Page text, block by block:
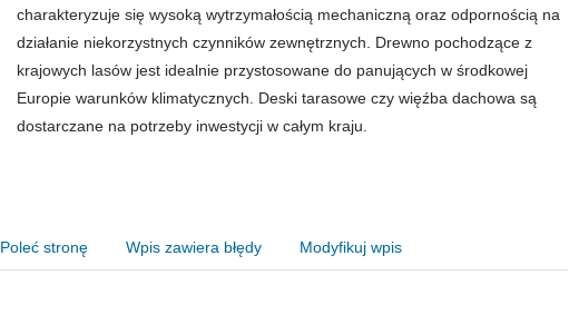
charakteryzuje się wysoką wytrzymałością mechaniczną oraz odpornością na
działanie niekorzystnych czynników zewnętrznych. Drewno pochodzące z
krajowych lasów jest idealnie przystosowane do panujących w środkowej
Europie warunków klimatycznych. Deski tarasowe czy więźba dachowa są
dostarczane na potrzeby inwestycji w całym kraju.
Poleć stronę Wpis zawiera błędy Modyfikuj wpis